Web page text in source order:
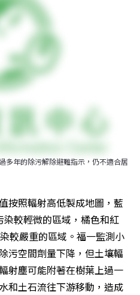
多年的除污解除避難指示，仍不適合居
按照輻射高低製成地圖，藍
較輕微的區域，橘色和紅
較嚴重的區域。福一監測小
污空間劑量下降，但土壤輻
射塵可能附著在樹葉上過一
和土石流往下游移動，造成